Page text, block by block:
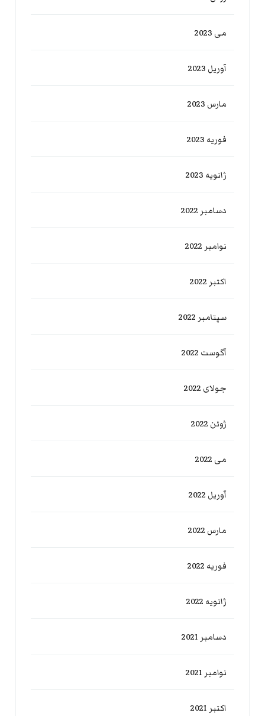
می 2023
آوریل 2023
مارس 2023
فوریه 2023
ژانویه 2023
دسامبر 2022
نوامبر 2022
اکتبر 2022
سپتامبر 2022
آگوست 2022
جولای 2022
ژوئن 2022
می 2022
آوریل 2022
مارس 2022
فوریه 2022
ژانویه 2022
دسامبر 2021
نوامبر 2021
اکتبر 2021